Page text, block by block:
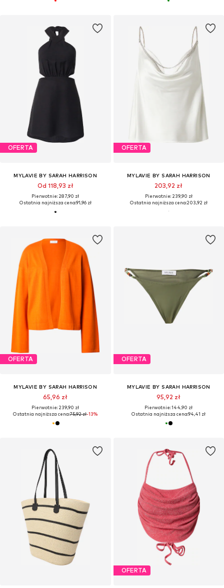
OFERTA
MYLAVIE BY SARAH HARRISON
Od 118,93 zł
Pierwotnie: 287,90 zł
Ostatnia najniższa cena:91,96 zł
OFERTA
MYLAVIE BY SARAH HARRISON
203,92 zł
Pierwotnie: 239,90 zł
Ostatnia najniższa cena:203,92 zł
OFERTA
MYLAVIE BY SARAH HARRISON
65,96 zł
Pierwotnie: 239,90 zł
Ostatnia najniższa cena:75,92 zł-13%
OFERTA
MYLAVIE BY SARAH HARRISON
95,92 zł
Pierwotnie: 144,90 zł
Ostatnia najniższa cena:94,41 zł
OFERTA